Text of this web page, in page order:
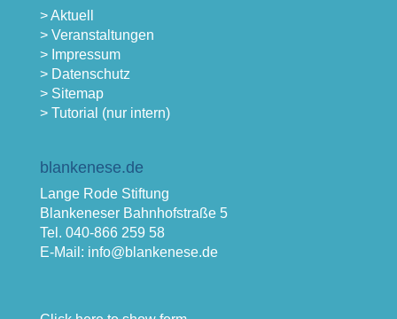
> Aktuell
> Veranstaltungen
> Impressum
> Datenschutz
> Sitemap
> Tutorial (nur intern)
blankenese.de
Lange Rode Stiftung
Blankeneser Bahnhofstraße 5
Tel. 040-866 259 58
E-Mail: info@blankenese.de